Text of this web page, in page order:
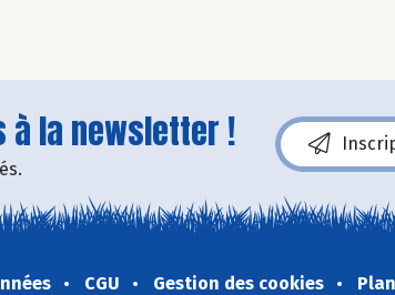
à la newsletter !
CGU Gestion des cookies